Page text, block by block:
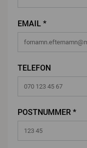
EMAIL *
TELEFON
POSTNUMMER *